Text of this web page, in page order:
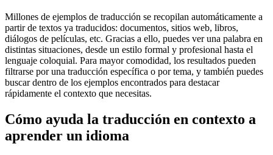
Millones de ejemplos de traducción se recopilan automáticamente a
partir de textos ya traducidos: documentos, sitios web, libros,
diálogos de películas, etc. Gracias a ello, puedes ver una palabra en
distintas situaciones, desde un estilo formal y profesional hasta el
lenguaje coloquial. Para mayor comodidad, los resultados pueden
filtrarse por una traducción específica o por tema, y también puedes
buscar dentro de los ejemplos encontrados para destacar
rápidamente el contexto que necesitas.
Cómo ayuda la traducción en contexto a
aprender un idioma